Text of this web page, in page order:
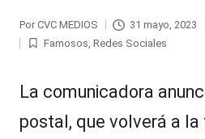
por
Por CVC MEDIOS 31 mayo, 2023
Publicada
Famosos, Redes Sociales
La comunicadora
postal, que volverá a la